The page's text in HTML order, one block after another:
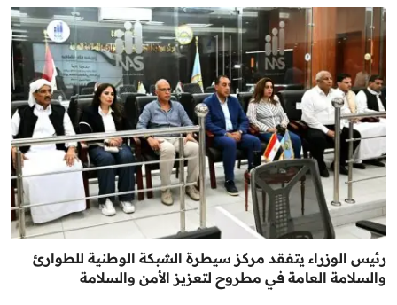
رئيس الوزراء يتفقد مركز سيطرة الشبكة الوطنية للطوارئ
والسلامة العامة في مطروح لتعزيز الأمن والسلامة